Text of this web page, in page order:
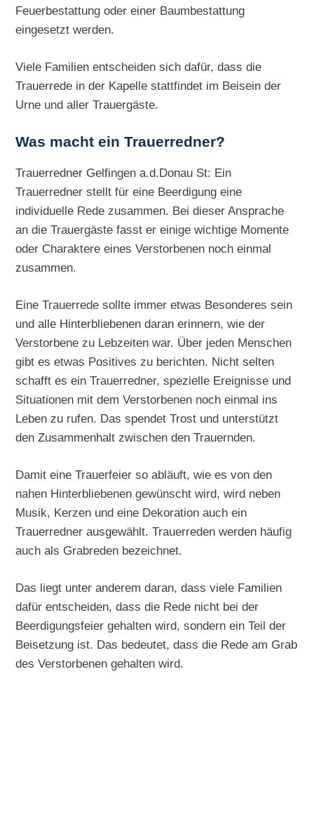
Feuerbestattung oder einer Baumbestattung
eingesetzt werden.
Viele Familien entscheiden sich dafür, dass die
Trauerrede in der Kapelle stattfindet im Beisein der
Urne und aller Trauergäste.
Was macht ein Trauerredner?
Trauerredner Gelfingen a.d.Donau St: Ein
Trauerredner stellt für eine Beerdigung eine
individuelle Rede zusammen. Bei dieser Ansprache
an die Trauergäste fasst er einige wichtige Momente
oder Charaktere eines Verstorbenen noch einmal
zusammen.
Eine Trauerrede sollte immer etwas Besonderes sein
und alle Hinterbliebenen daran erinnern, wie der
Verstorbene zu Lebzeiten war. Über jeden Menschen
gibt es etwas Positives zu berichten. Nicht selten
schafft es ein Trauerredner, spezielle Ereignisse und
Situationen mit dem Verstorbenen noch einmal ins
Leben zu rufen. Das spendet Trost und unterstützt
den Zusammenhalt zwischen den Trauernden.
Damit eine Trauerfeier so abläuft, wie es von den
nahen Hinterbliebenen gewünscht wird, wird neben
Musik, Kerzen und eine Dekoration auch ein
Trauerredner ausgewählt. Trauerreden werden häufig
auch als Grabreden bezeichnet.
Das liegt unter anderem daran, dass viele Familien
dafür entscheiden, dass die Rede nicht bei der
Beerdigungsfeier gehalten wird, sondern ein Teil der
Beisetzung ist. Das bedeutet, dass die Rede am Grab
des Verstorbenen gehalten wird.